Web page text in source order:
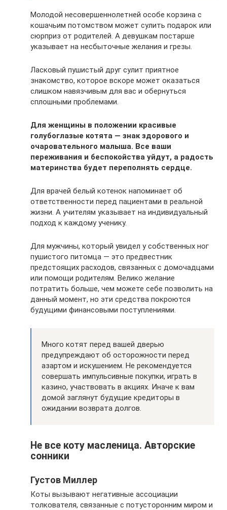
Молодой несовершеннолетней особе корзина с
кошачьим потомством может сулить подарок или
сюрприз от родителей. А девушкам постарше
указывает на несбыточные желания и грезы.
Ласковый пушистый друг сулит приятное
знакомство, которое вскоре может оказаться
слишком навязчивым для вас и обернуться
сплошными проблемами.
Для женщины в положении красивые
голубоглазые котята — знак здорового и
очаровательного малыша. Все ваши
переживания и беспокойства уйдут, а радость
материнства будет переполнять сердце.
Для врачей белый котенок напоминает об
ответственности перед пациентами в реальной
жизни. А учителям указывает на индивидуальный
подход к каждому ученику.
Для мужчины, который увидел у собственных ног
пушистого питомца — это предвестник
предстоящих расходов, связанных с домочадцами
или помощи родителям. Велико желание
потратить больше, чем можете себе позволить на
данный момент, но эти средства покроются
будущими финансовыми поступлениями.
Много котят перед вашей дверью
предупреждают об осторожности перед
азартом и искушением. Не рекомендуется
совершать импульсивные покупки, играть в
казино, участвовать в акциях. Иначе к вам
домой заглянут будущие кредиторы в
ожидании возврата долгов.
Не все коту масленица. Авторские
сонники
Густов Миллер
Коты вызывают негативные ассоциации
толкователя, связанные с потусторонним миром и